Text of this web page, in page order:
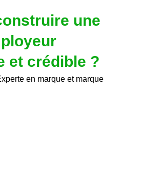
une
et crédible ?
en marque et marque